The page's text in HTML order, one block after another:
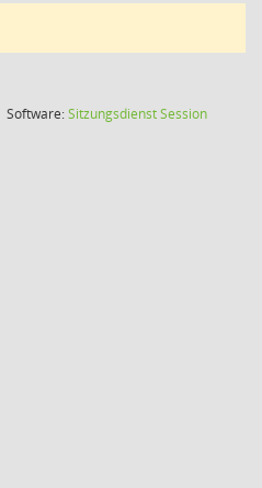
Software:SitzungsdienstSession(Wird in